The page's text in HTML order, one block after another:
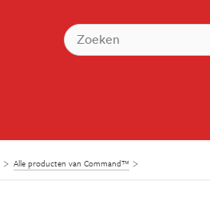
Alle producten van Command™